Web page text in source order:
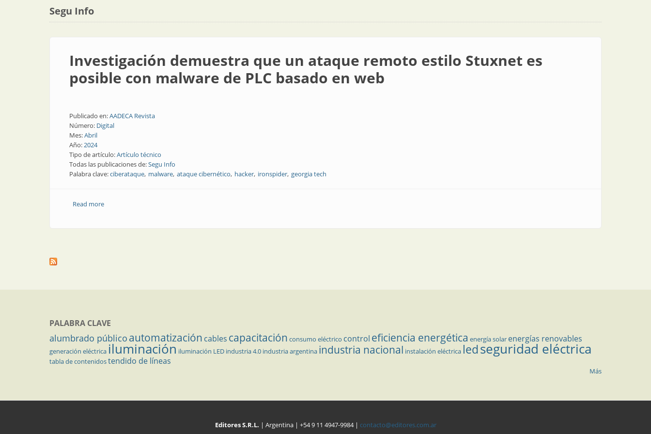
Segu Info
Investigación demuestra que un ataque remoto estilo Stuxnet es
posible con malware de PLC basado en web
Publicado en:AADECA Revista
Número: Digital
Mes:Abril
Año:2024
Tipo de artículo:Artículo técnico
Todas las publicaciones de:Segu Info
Palabra clave:ciberataque malware ataque cibernético hacker ironspider georgia tech
Read moreabout Investigación demuestra que un ataque remoto estilo Stuxnet es posible con malware de PLC basado en web
PALABRA CLAVE
alumbrado público automatización cables capacitación consumo eléctrico control eficiencia energética energía solar energías renovables
generación eléctrica iluminación iluminación LED industria 4.0 industria argentina industria nacional instalación eléctrica ledseguridad eléctrica
tabla de contenidostendido de líneas
Más
Editores S.R.L. | Argentina | +54 9 11 4947-9984 | contacto@editores.com.ar